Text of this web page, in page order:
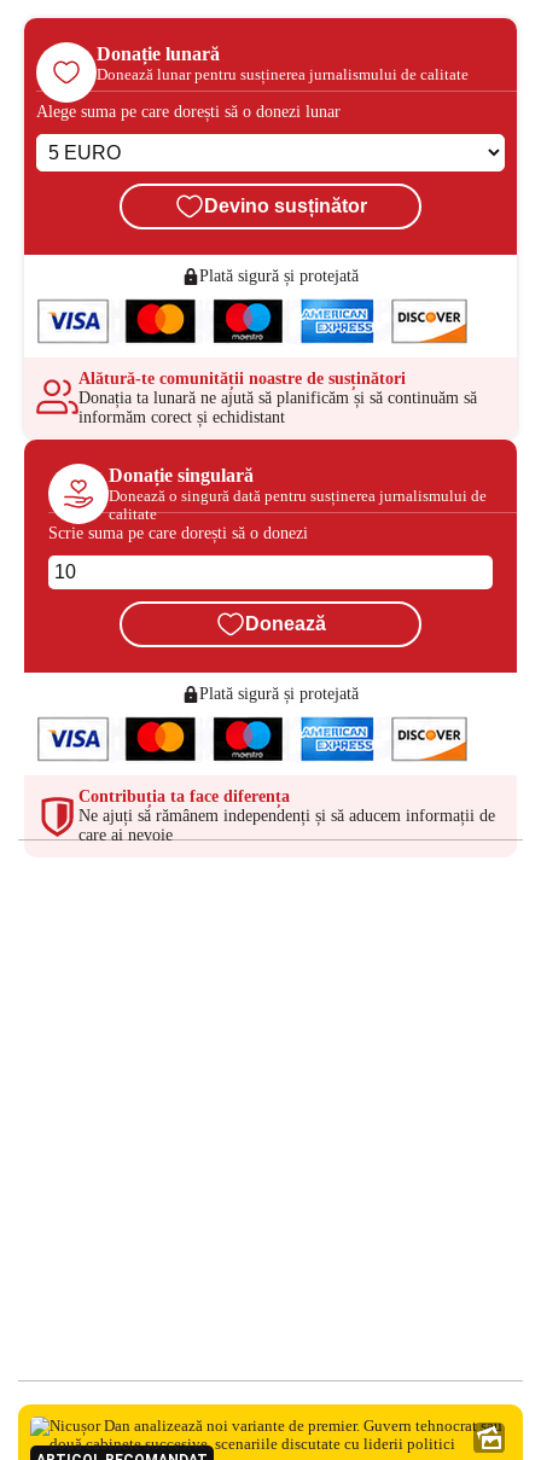
Donație lunară
Donează lunar pentru susținerea jurnalismului de calitate
Alege suma pe care dorești să o donezi lunar
Devino susținător
Plată sigură și protejată
Alătură-te comunității noastre de susținători
Donația ta lunară ne ajută să planificăm și să continuăm să
informăm corect și echidistant
Donație singulară
Donează o singură dată pentru susținerea jurnalismului de
calitate
Scrie suma pe care dorești să o donezi
Donează
Plată sigură și protejată
Contribuția ta face diferența
Ne ajuți să rămânem independenți și să aducem informații de
care ai nevoie